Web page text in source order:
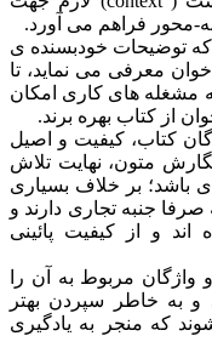
محور فراهم می آورد.
توضیحات خودبسنده ی
معرفی می نماید، تا
مشغله های کاری امکان
از کتاب بهره برند.
کتاب، کیفیت و اصیل
متون، نهایت تلاش
باشد؛ بر خلاف بسیاری
صرفا جنبه تجاری دارند و
و از کیفیت پائینی
مربوط به آن را
به خاطر سپردن بهتر
که منجر به یادگیری